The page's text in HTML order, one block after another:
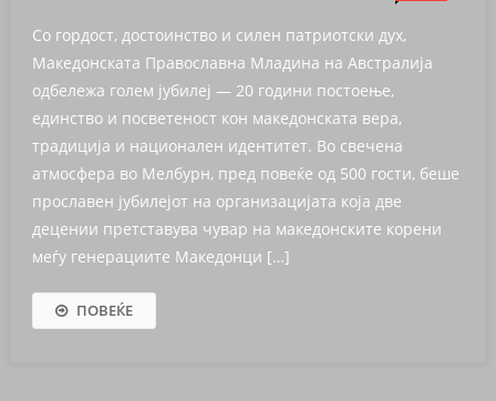
Со гордост, достоинство и силен патриотски дух,
Македонската Православна Младина на Австралија
одбележа голем јубилеј — 20 години постоење,
единство и посветеност кон македонската вера,
традиција и национален идентитет. Во свечена
атмосфера во Мелбурн, пред повеќе од 500 гости, беше
прославен јубилејот на организацијата која две
децении претставува чувар на македонските корени
меѓу генерациите Македонци […]
ПОВЕЌЕ